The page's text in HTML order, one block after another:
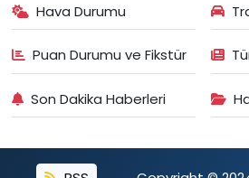
Hava Durumu
Puan Durumu ve Fikstür
Son Dakika Haberleri